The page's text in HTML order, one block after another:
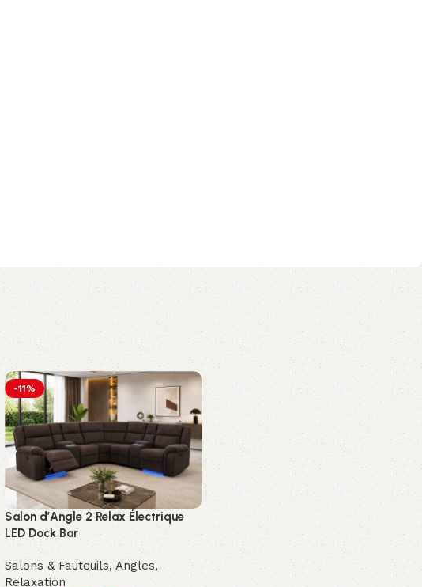
-11%
Salon d’Angle 2 Relax Électrique
LED Dock Bar
Salons & Fauteuils,Angles,
Relaxation